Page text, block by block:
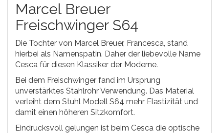
Marcel Breuer
Freischwinger S64
Die Tochter von Marcel Breuer, Francesca, stand
hierbei als Namenspatin. Daher der liebevolle Name
Cesca für diesen Klassiker der Moderne.
Bei dem Freischwinger fand im Ursprung
unverstärktes Stahlrohr Verwendung. Das Material
verleiht dem Stuhl Modell S64 mehr Elastizität und
damit einen höheren Sitzkomfort.
Eindrucksvoll gelungen ist beim Cesca die optische